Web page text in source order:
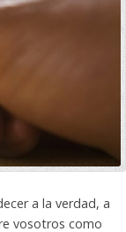
a la verdad, a
vosotros como